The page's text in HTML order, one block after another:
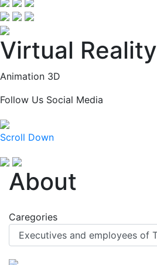
Virtual Reality
Animation 3D
Follow Us Social Media
Scroll Down
About
Caregories